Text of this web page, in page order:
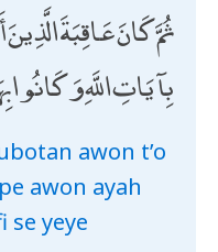
ثُمَّ كَانَ عَاقِبَةَ
بِآيَاتِ اللَّهِ
awon t’o
awon ayah
yeye